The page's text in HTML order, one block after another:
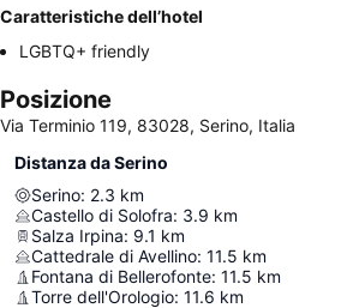
Caratteristiche dell’hotel
LGBTQ+ friendly
Posizione
Via Terminio 119, 83028, Serino, Italia
Distanza da Serino
Serino: 2.3 km
Castello di Solofra: 3.9 km
Salza Irpina: 9.1 km
Cattedrale di Avellino: 11.5 km
Fontana di Bellerofonte: 11.5 km
Torre dell'Orologio: 11.6 km